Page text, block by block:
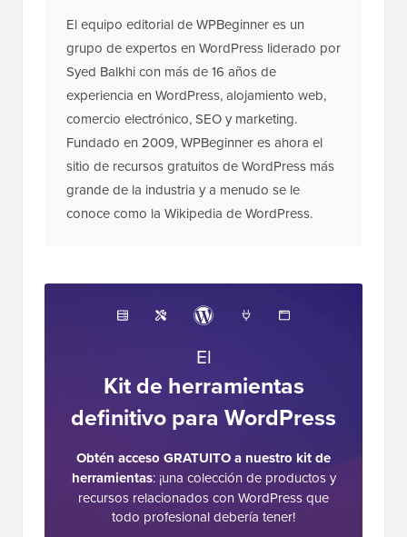
El equipo editorial de WPBeginner es un
grupo de expertos en WordPress liderado por
Syed Balkhi con más de 16 años de
experiencia en WordPress, alojamiento web,
comercio electrónico, SEO y marketing.
Fundado en 2009, WPBeginner es ahora el
sitio de recursos gratuitos de WordPress más
grande de la industria y a menudo se le
conoce como la Wikipedia de WordPress.
El
Kit de herramientas
definitivo para WordPress
Obtén acceso GRATUITO a nuestro kit de
herramientas: ¡una colección de productos y
recursos relacionados con WordPress que
todo profesional debería tener!